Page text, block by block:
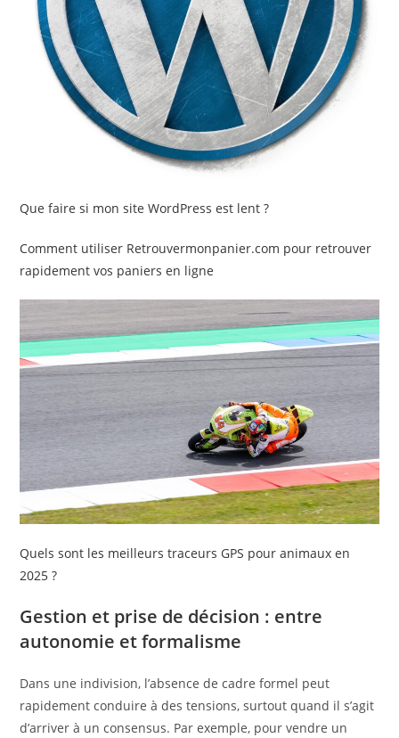
Que faire si mon site WordPress est lent ?
Comment utiliser Retrouvermonpanier.com pour retrouver
rapidement vos paniers en ligne
Quels sont les meilleurs traceurs GPS pour animaux en
2025 ?
Gestion et prise de décision : entre
autonomie et formalisme
Dans une indivision, l’absence de cadre formel peut
rapidement conduire à des tensions, surtout quand il s’agit
d’arriver à un consensus. Par exemple, pour vendre un